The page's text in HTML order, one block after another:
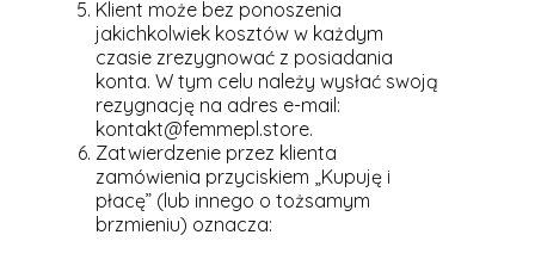
Klient może bez ponoszenia
jakichkolwiek kosztów w każdym
czasie zrezygnować z posiadania
konta. W tym celu należy wysłać swoją
rezygnację na adres e-mail:
kontakt@femmepl.store.
Zatwierdzenie przez klienta
zamówienia przyciskiem „Kupuję i
płacę” (lub innego o tożsamym
brzmieniu) oznacza: